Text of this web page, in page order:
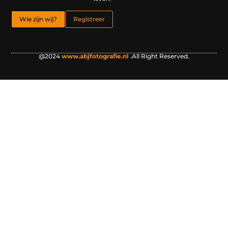
Wie zijn wij? Registreer
@2024www.abjfotografie.nl .All Right Reserved.